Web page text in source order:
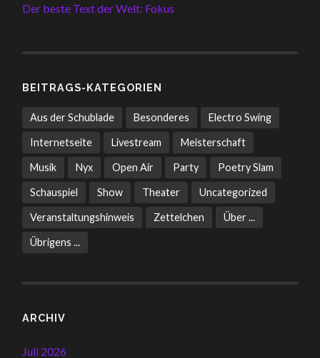
Der beste Text der Welt: Fokus
BEITRAGS-KATEGORIEN
Aus der Schublade Besonderes Electro Swing
Internetseite Livestream Meisterschaft
Musik Nyx Open Air Party Poetry Slam
Schauspiel Show Theater Uncategorized
Veranstaltungshinweis Zettelchen Über ...
Übrigens ...
ARCHIV
Juli 2026